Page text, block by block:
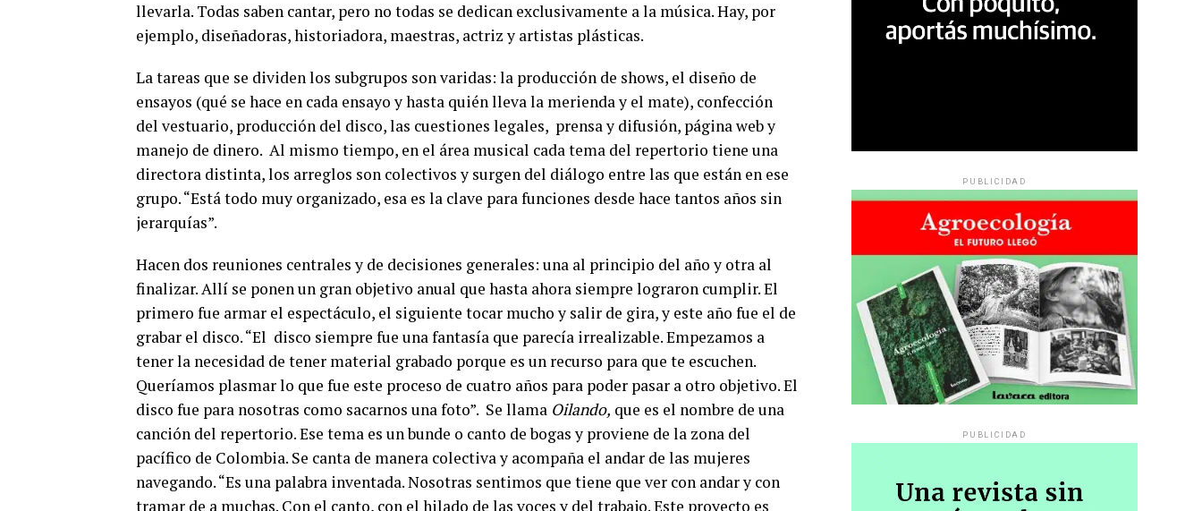
llevarla. Todas saben cantar, pero no todas se dedican exclusivamente a la música. Hay, por
ejemplo, diseñadoras, historiadora, maestras, actriz y artistas plásticas.
La tareas que se dividen los subgrupos son varidas: la producción de shows, el diseño de
ensayos (qué se hace en cada ensayo y hasta quién lleva la merienda y el mate), confección
del vestuario, producción del disco, las cuestiones legales, prensa y difusión, página web y
manejo de dinero. Al mismo tiempo, en el área musical cada tema del repertorio tiene una
directora distinta, los arreglos son colectivos y surgen del diálogo entre las que están en ese
grupo.“Está todo muy organizado, esa es la clave para funciones desde hace tantos años sin
jerarquías”.
Hacen dos reuniones centrales y de decisiones generales: una al principio del año y otra al
finalizar. Allí se ponen un gran objetivo anual que hasta ahora siempre lograron cumplir. El
primero fue armar el espectáculo, el siguiente tocar mucho y salir de gira, y este año fue el de
grabar el disco.“El disco siempre fue una fantasía que parecía irrealizable. Empezamos a
tener la necesidad de tener material grabado porque es un recurso para que te escuchen.
Queríamos plasmar lo que fue este proceso de cuatro años para poder pasar a otro objetivo. El
disco fue para nosotras como sacarnos una foto”. Se llama Oilando, que es el nombre de una
canción del repertorio. Ese tema es un bunde o canto de bogas y proviene de la zona del
pacífico de Colombia. Se canta de manera colectiva y acompaña el andar de las mujeres
navegando. “Es una palabra inventada. Nosotras sentimos que tiene que ver con andar y con
tramar de a muchas. Con el canto, con el hilado de las voces y del trabajo. Este proyecto es
PUBLICIDAD
PUBLICIDAD